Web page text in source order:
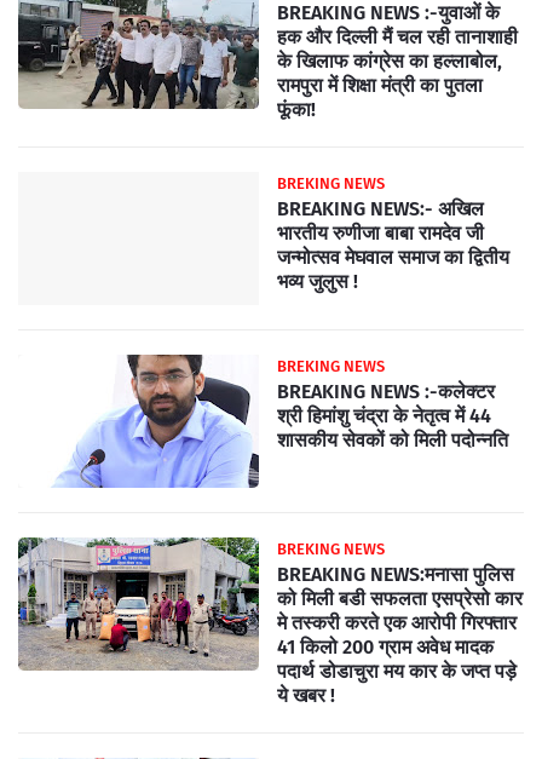
BREAKING NEWS :-युवाओं के
हक और दिल्ली मैं चल रही तानाशाही
के खिलाफ कांग्रेस का हल्लाबोल,
रामपुरा में शिक्षा मंत्री का पुतला
फूंका!
BREKING NEWS
BREAKING NEWS:- अखिल
भारतीय रुणीजा बाबा रामदेव जी
जन्मोत्सव मेघवाल समाज का द्वितीय
भव्य जुलुस !
BREKING NEWS
BREAKING NEWS :-कलेक्टर
श्री हिमांशु चंद्रा के नेतृत्व में 44
शासकीय सेवकों को मिली पदोन्नति
BREKING NEWS
BREAKING NEWS:मनासा पुलिस
को मिली बडी सफलता एसप्रेसो कार
मे तस्करी करते एक आरोपी गिरफ्तार
41 किलो 200 ग्राम अवेध मादक
पदार्थ डोडाचुरा मय कार के जप्त पड़े
ये खबर !